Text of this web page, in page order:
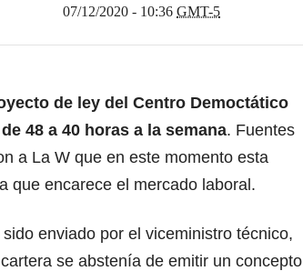
07/12/2020 - 10:36 GMT-5
de ley del Centro Democtático
48 a 40 horas a la semana. Fuentes
a La W que en este momento esta
que encarece el mercado laboral.
enviado por el viceministro técnico,
se abstenía de emitir un concepto